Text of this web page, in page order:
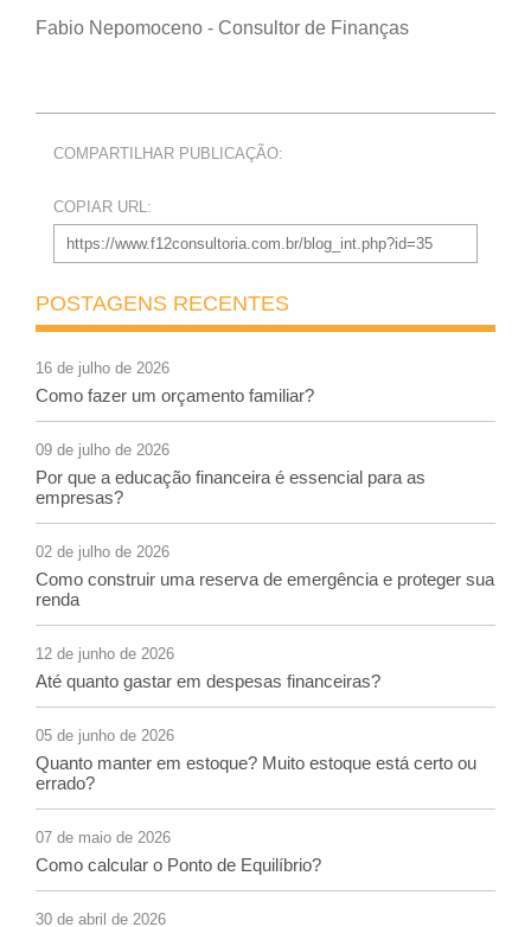
Fabio Nepomoceno - Consultor de Finanças
COMPARTILHAR PUBLICAÇÃO:
COPIAR URL:
POSTAGENS RECENTES
16 de julho de 2026
Como fazer um orçamento familiar?
09 de julho de 2026
Por que a educação financeira é essencial para as
empresas?
02 de julho de 2026
Como construir uma reserva de emergência e proteger sua
renda
12 de junho de 2026
Até quanto gastar em despesas financeiras?
05 de junho de 2026
Quanto manter em estoque? Muito estoque está certo ou
errado?
07 de maio de 2026
Como calcular o Ponto de Equilíbrio?
30 de abril de 2026